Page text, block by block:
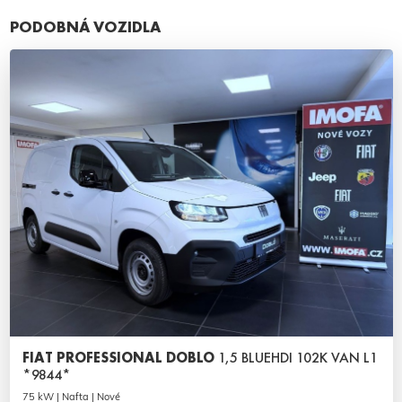
PODOBNÁ VOZIDLA
FIAT PROFESSIONAL DOBLO 1,5 BLUEHDI 102K VAN L1
*9844*
75 kW | Nafta | Nové